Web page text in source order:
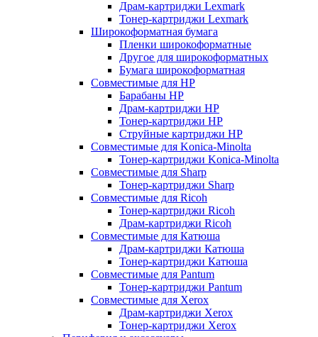
Драм-картриджи Lexmark
Тонер-картриджи Lexmark
Широкоформатная бумага
Пленки широкоформатные
Другое для широкоформатных
Бумага широкоформатная
Совместимые для HP
Барабаны HP
Драм-картриджи HP
Тонер-картриджи HP
Струйные картриджи HP
Совместимые для Konica-Minolta
Тонер-картриджи Konica-Minolta
Совместимые для Sharp
Тонер-картриджи Sharp
Совместимые для Ricoh
Тонер-картриджи Ricoh
Драм-картриджи Ricoh
Совместимые для Катюша
Драм-картриджи Катюша
Тонер-картриджи Катюша
Совместимые для Pantum
Тонер-картриджи Pantum
Совместимые для Xerox
Драм-картриджи Xerox
Тонер-картриджи Xerox